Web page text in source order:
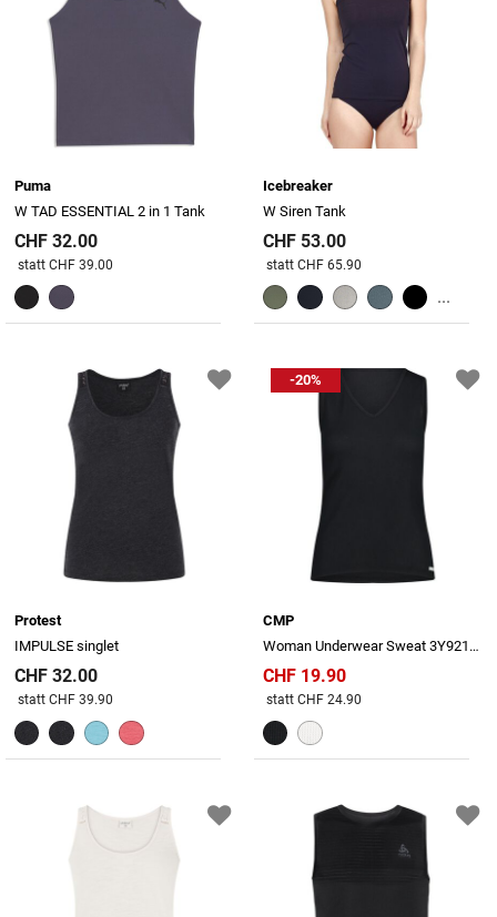
Puma
W TAD ESSENTIAL 2 in 1 Tank
CHF 32.00
Preis reduziert von
statt CHF 39.00
Icebreaker
W Siren Tank
CHF 53.00
Preis reduziert von
statt CHF 65.90
...
Protest
IMPULSE singlet
CHF 32.00
Preis reduziert von
statt CHF 39.90
-20%
CMP
Woman Underwear Sweat 3Y92146
CHF 19.90
Preis reduziert von
statt CHF 24.90